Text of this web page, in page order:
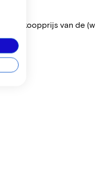
verkoopprijs van de